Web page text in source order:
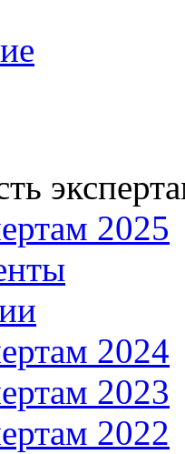
2025
2024
2023
2022